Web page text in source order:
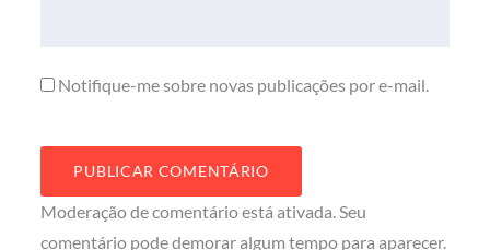
Notifique-me sobre novas publicações por e-mail.
Moderação de comentário está ativada. Seu
comentário pode demorar algum tempo para aparecer.